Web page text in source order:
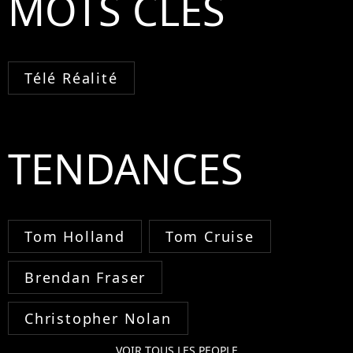
Télé Réalité
TENDANCES
Tom Holland Tom Cruise
Brendan Fraser
Christopher Nolan